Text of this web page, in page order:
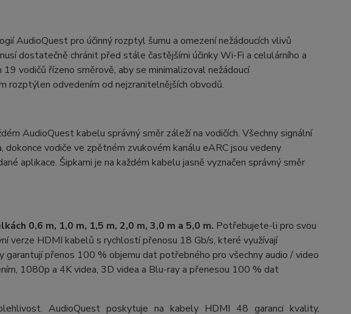
AudioQuest pro účinný rozptyl šumu a omezení nežádoucích vlivů
dostatečně chránit před stále častějšími účinky Wi-Fi a celulárního a
vodičů řízeno směrově, aby se minimalizoval nežádoucí
rozptýlen odvedením od nejzranitelnějších obvodů.
AudioQuest kabelu správný směr záleží na vodičích. Všechny signální
vodiče ve zpětném zvukovém kanálu eARC jsou vedeny
aplikace. Šipkami je na každém kabelu jasně vyznačen správný směr
0,6 m, 1,0 m, 1,5 m, 2,0 m, 3,0 m a 5,0 m. Potřebujete-li pro svou
verze HDMI kabelů s rychlostí přenosu 18 Gb/s, které využívají
přenos 100 % objemu dat potřebného pro všechny audio / video
1080p a 4K videa, 3D videa a Blu-ray a přenesou 100 % dat
AudioQuest poskytuje na kabely HDMI 48 garanci kvality,